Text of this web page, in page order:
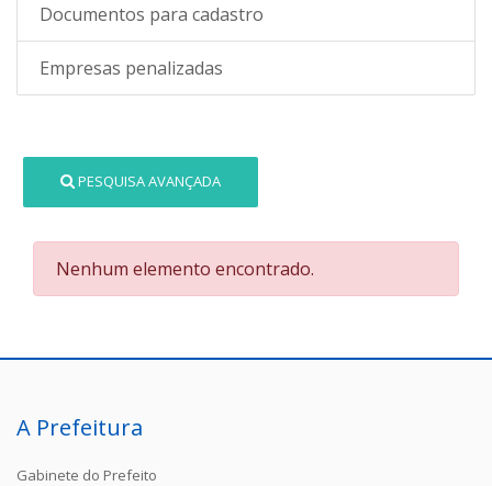
Documentos para cadastro
Empresas penalizadas
PESQUISA AVANÇADA
Nenhum elemento encontrado.
A Prefeitura
Gabinete do Prefeito